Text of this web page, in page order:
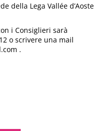
della Lega Vallée d’Aoste
i Consiglieri sarà
o scrivere una mail
.